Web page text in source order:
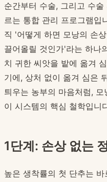
순간부터 수술, 그리고 수
르는 통합 관리 프로그램입
직 '어떻게 하면 모낭의 손
끌어올릴 것인가'라는 하나
치 귀한 씨앗을 밭에 옮겨
기에, 상처 없이 옮겨 심은
틔우는 농부의 마음처럼,
이 시스템의 핵심 철학입니
1단계: 손상 없는
높은 생착률의 첫 단추는